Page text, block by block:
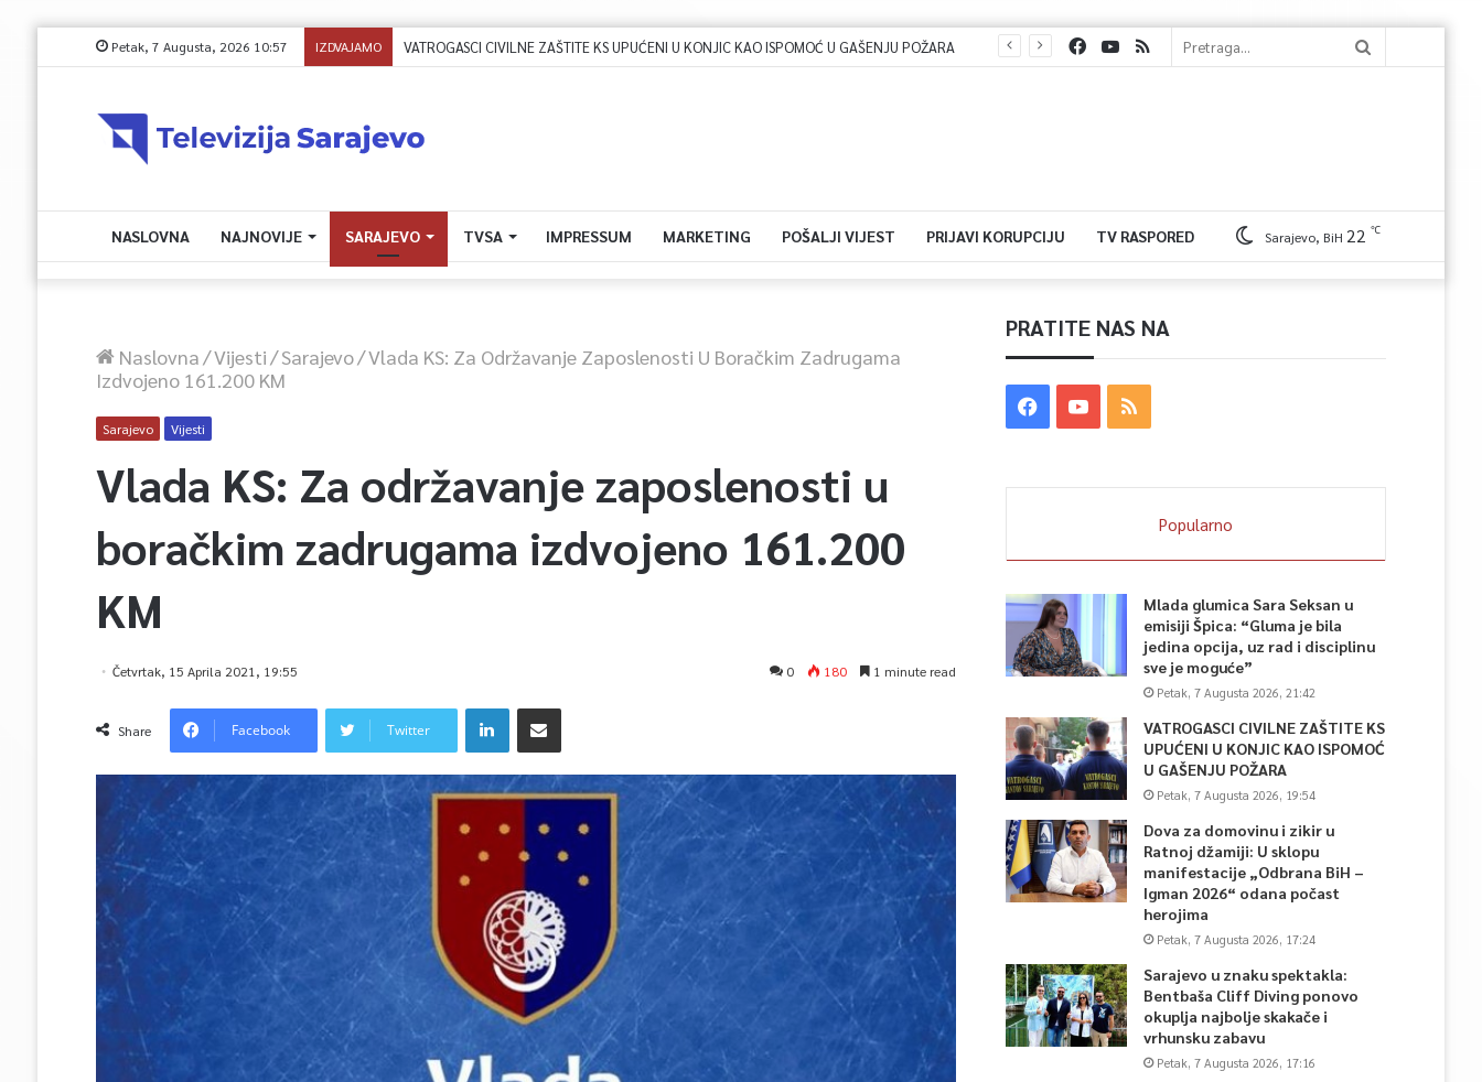
Petak, 7 Augusta, 2026 10:57 IZDVAJAMO Dova za domovinu i zikir u Ratnoj džamiji: U sklopu manifestacije „Odbrana BiH – Igman 2026“ odana počast herojima
NASLOVNA NAJNOVIJE SARAJEVO TVSA IMPRESSUM MARKETING POŠALJI VIJEST PRIJAVI KORUPCIJU TV RASPORED Sarajevo, BiH 22 ℃
Naslovna/Vijesti/Sarajevo/Vlada KS: Za Održavanje Zaposlenosti U Boračkim Zadrugama
Izdvojeno 161.200 KM
Sarajevo Vijesti
Vlada KS: Za održavanje zaposlenosti u
boračkim zadrugama izdvojeno 161.200
KM
Četvrtak, 15 Aprila 2021, 19:55 0 180 1 minute read
Share Facebook Twitter
PRATITE NAS NA
Popularno
Mlada glumica Sara Seksan u
emisiji Špica: “Gluma je bila
jedina opcija, uz rad i disciplinu
sve je moguće”
Petak, 7 Augusta 2026, 21:42
VATROGASCI CIVILNE ZAŠTITE KS
UPUĆENI U KONJIC KAO ISPOMOĆ
U GAŠENJU POŽARA
Petak, 7 Augusta 2026, 19:54
Dova za domovinu i zikir u
Ratnoj džamiji: U sklopu
manifestacije „Odbrana BiH –
Igman 2026“ odana počast
herojima
Petak, 7 Augusta 2026, 17:24
Sarajevo u znaku spektakla:
Bentbaša Cliff Diving ponovo
okuplja najbolje skakače i
vrhunsku zabavu
Petak, 7 Augusta 2026, 17:16